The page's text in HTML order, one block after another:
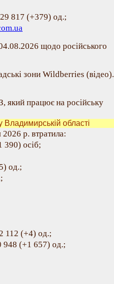
817 (+379) од.;
щодо російського
зони Wildberries (відео).
який працює на російську
області
р. втратила:
390) осіб;
од.;
112 (+4) од.;
948 (+1 657) од.;